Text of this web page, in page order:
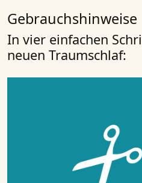
Gebrauchshinweise
In vier einfachen
neuen Traumschlaf: